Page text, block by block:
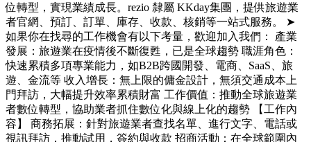
位轉型，實現業績成長。rezio 隸屬 KKday集團，提供旅遊業
者官網、預訂、訂單、庫存、收款、核銷等一站式服務。 ➤
如果你在找尋的工作機會有以下考量，歡迎加入我們： 產業
發展：旅遊業在疫情後不斷復甦，已是全球趨勢 職涯角色：
快速累積多項專業能力，如B2B跨國開發、電商、SaaS、旅
遊、金流等 收入增長：無上限的傭金設計，無須交通成本上
門拜訪，大幅提升效率累積財富 工作價值：推動全球旅遊業
者數位轉型，協助業者抓住數位化與線上化的趨勢 【工作內
容】 商務拓展：針對旅遊業者查找名單、進行文字、電話或
視訊拜訪，推動試用，簽約與收款 招商活動：在全球範圍內